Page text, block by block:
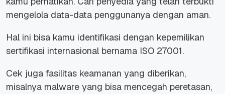
mengelola data-data penggunanya dengan aman.
Hal ini bisa kamu identifikasi dengan kepemilikan
sertifikasi internasional bernama ISO 27001.
Cek juga fasilitas keamanan yang diberikan,
misalnya malware yang bisa mencegah peretasan,